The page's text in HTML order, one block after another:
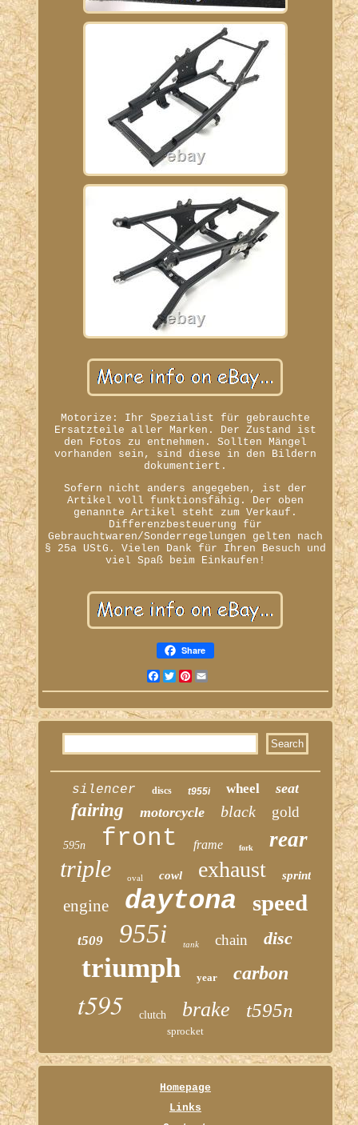
Motorize: Ihr Spezialist für gebrauchte
Ersatzteile aller Marken. Der Zustand ist
den Fotos zu entnehmen. Sollten Mängel
vorhanden sein, sind diese in den Bildern
dokumentiert.
Sofern nicht anders angegeben, ist der
Artikel voll funktionsfähig. Der oben
genannte Artikel steht zum Verkauf.
Differenzbesteuerung für
Gebrauchtwaren/Sonderregelungen gelten nach
§ 25a UStG. Vielen Dank für Ihren Besuch und
viel Spaß beim Einkaufen!
Share
Facebook
TwitterPinterest
silencer discs t955i wheel seat
fairing motorcycle black gold
595n front frame fork rear
triple oval cowl exhaust sprint
engine daytona speed
t509 955i tank chain disc
triumph year carbon
t595 clutch brake t595n
sprocket
Homepage
Links